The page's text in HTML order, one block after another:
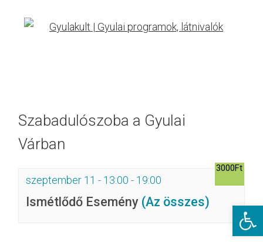
Szabadulószoba a Gyulai
Várban
szeptember 11 - 13:00 - 19:00
Ismétlődő Esemény (Az összes)
3000Ft